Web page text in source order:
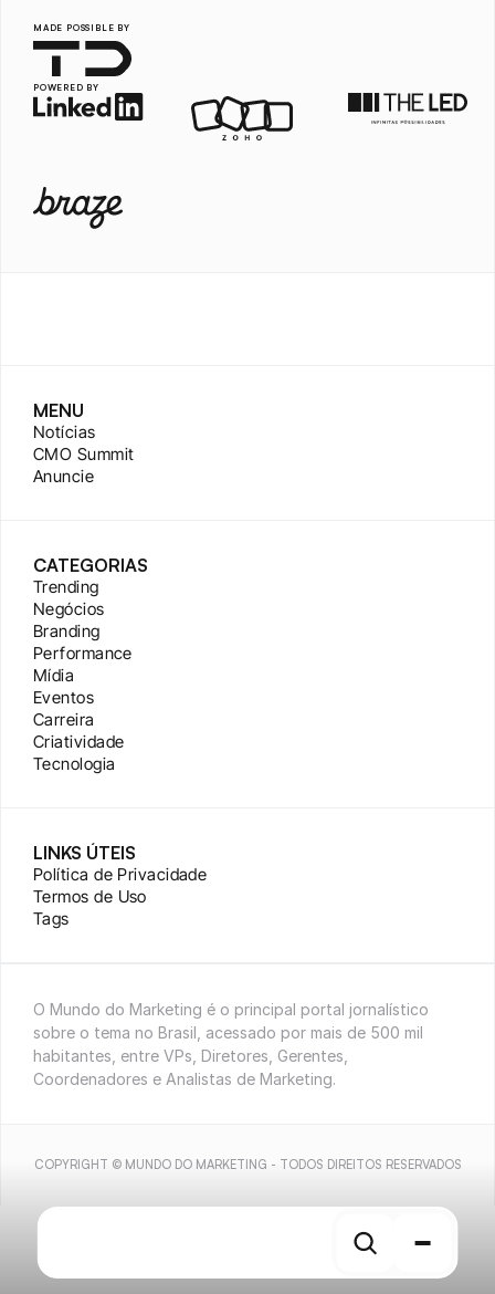
MADE POSSIBLE BY
POWERED BY
MENU
Notícias
CMO Summit
Anuncie
CATEGORIAS
Trending
Negócios
Branding
Performance
Mídia
Eventos
Carreira
Criatividade
Tecnologia
LINKS ÚTEIS
Política de Privacidade
Termos de Uso
Tags
O Mundo do Marketing é o principal portal jornalístico
sobre o tema no Brasil, acessado por mais de 500 mil
habitantes, entre VPs, Diretores, Gerentes,
Coordenadores e Analistas de Marketing.
COPYRIGHT © MUNDO DO MARKETING - TODOS DIREITOS RESERVADOS